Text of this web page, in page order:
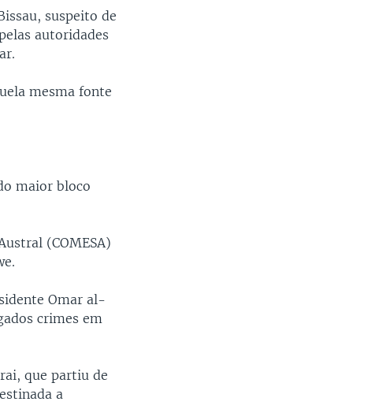
suspeito de
autoridades
mesma fonte
maior bloco
(COMESA)
Omar al-
crimes em
que partiu de
a